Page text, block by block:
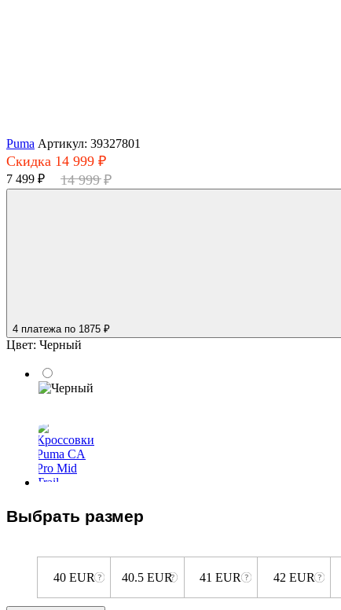
Puma Артикул: 39327801
Скидка 14 999 ₽
7 499 ₽ 14 999 ₽
4 платежа по 1875 ₽
Цвет: Черный
Выбрать размер
40 EUR 40.5 EUR 41 EUR 42 EUR